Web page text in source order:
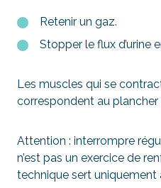
Retenir un gaz.
Stopper le flux d’urine
Les muscles qui se
correspondent au plancher
Attention : interrompre
n’est pas un exercice de
technique sert uniquement